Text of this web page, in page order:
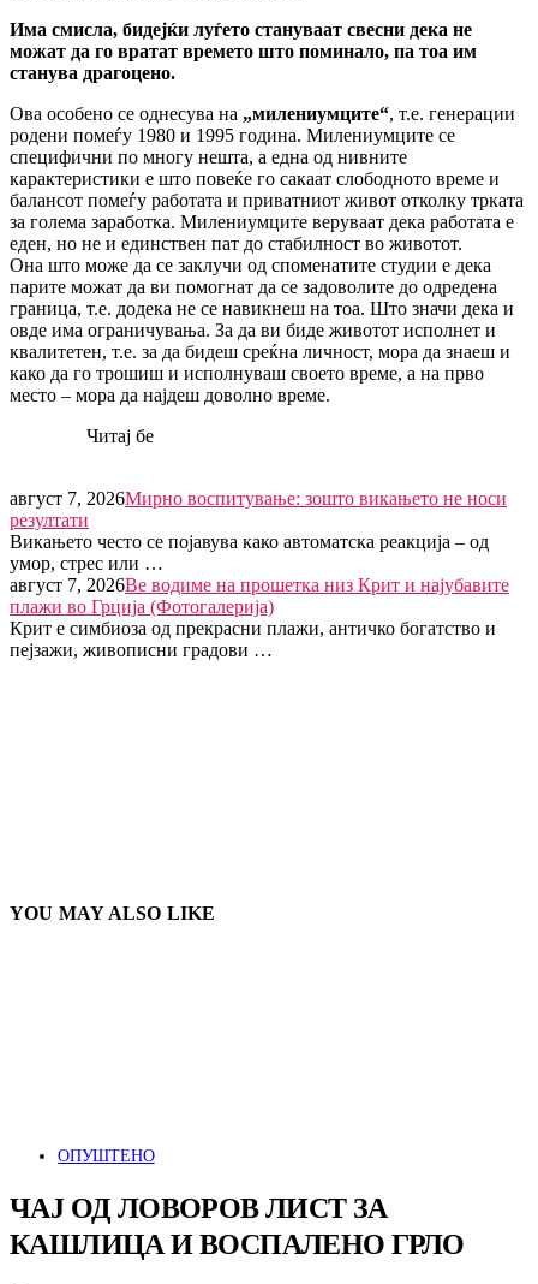
Има смисла, бидејќи луѓето стануваат свесни дека не
можат да го вратат времето што поминало, па тоа им
станува драгоцено.
Ова особено се однесува на „милениумците“, т.е. генерации
родени помеѓу 1980 и 1995 година. Милениумците се
специфични по многу нешта, а една од нивните
карактеристики е што повеќе го сакаат слободното време и
балансот помеѓу работата и приватниот живот отколку трката
за голема заработка. Милениумците веруваат дека работата е
еден, но не и единствен пат до стабилност во животот.
Она што може да се заклучи од споменатите студии е дека
парите можат да ви помогнат да се задоволите до одредена
граница, т.е. додека не се навикнеш на тоа. Што значи дека и
овде има ограничувања. За да ви биде животот исполнет и
квалитетен, т.е. за да бидеш среќна личност, мора да знаеш и
како да го трошиш и исполнуваш своето време, а на прво
место – мора да најдеш доволно време.
Читај бе
август 7, 2026Мирно воспитување: зошто викањето не носи
резултати
Викањето често се појавува како автоматска реакција – од
умор, стрес или …
август 7, 2026Ве водиме на прошетка низ Крит и најубавите
плажи во Грција (Фотогалерија)
Крит е симбиоза од прекрасни плажи, античко богатство и
пејзажи, живописни градови …
YOU MAY ALSO LIKE
ОПУШТЕНО
ЧАЈ ОД ЛОВОРОВ ЛИСТ ЗА
КАШЛИЦА И ВОСПАЛЕНО ГРЛО